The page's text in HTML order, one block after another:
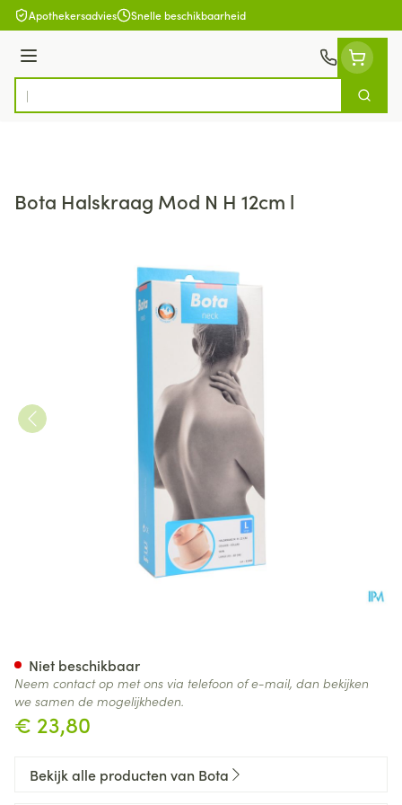
Ga naar de inhoud
Apothekersadvies Snelle beschikbaarheid
Menu
Product, merk, categorie...
Zoek
Bota Halskraag Mod N H 12cm l
€ 23,80
Niet beschikbaar
Neem contact op met ons via telefoon of e-mail, dan bekijken
we samen de mogelijkheden.
Bekijk alle producten van Bota